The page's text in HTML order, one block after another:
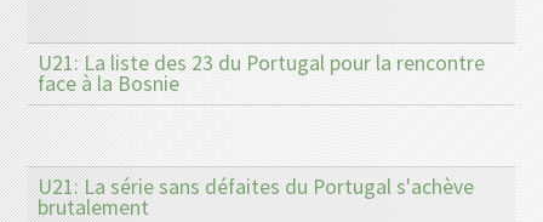
U21: La liste des 23 du Portugal pour la rencontre
face à la Bosnie
U21: La série sans défaites du Portugal s'achève
brutalement